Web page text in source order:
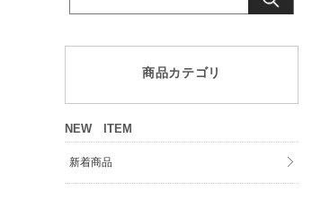
商品カテゴリ
NEW ITEM
新着商品